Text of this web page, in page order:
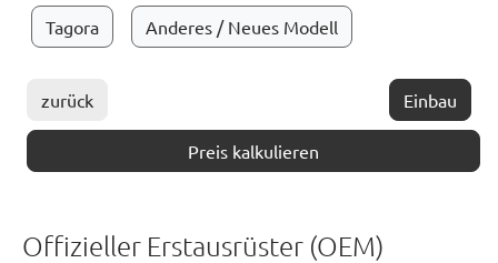
Tagora Anderes / Neues Modell
zurück Einbau
Preis kalkulieren
Offizieller Erstausrüster (OEM)